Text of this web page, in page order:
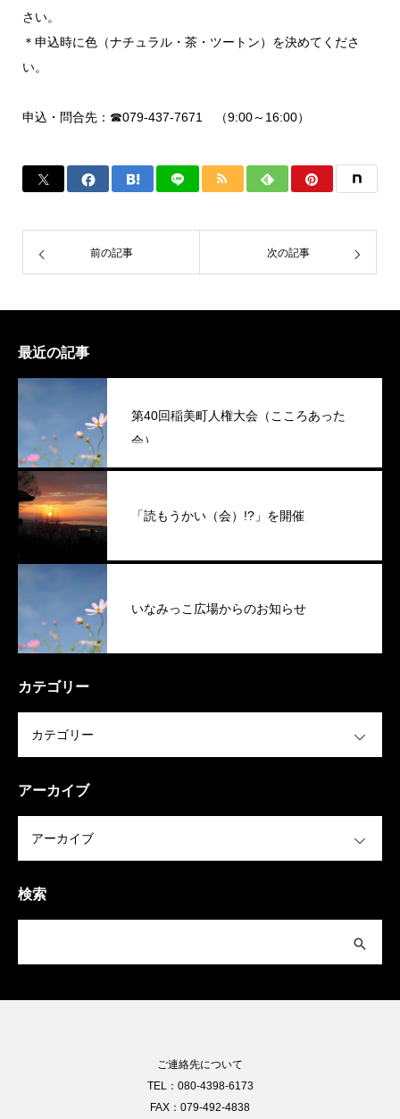
さい。
＊申込時に色（ナチュラル・茶・ツートン）を決めてくださ
い。
申込・問合先：☎079-437-7671 （9:00～16:00）
前の記事 次の記事
最近の記事
第40回稲美町人権大会（こころあった
会）
「読もうかい（会）!?」を開催
いなみっこ広場からのお知らせ
カテゴリー
アーカイブ
検索
ご連絡先について
TEL：080-4398-6173
FAX：079-492-4838